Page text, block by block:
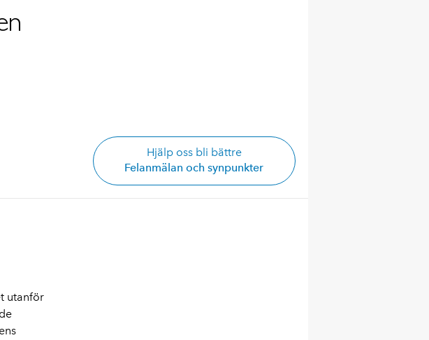
Hjälp oss bli bättre
Felanmälan och synpunkter
utanför